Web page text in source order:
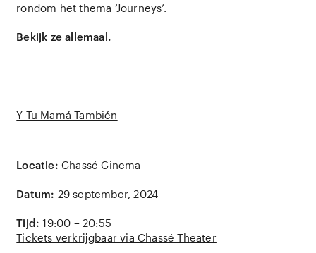
rondom het thema ‘Journeys’.
Bekijk ze allemaal.
Y Tu Mamá También
Locatie: Chassé Cinema
Datum: 29 september, 2024
Tijd: 19:00 – 20:55
Tickets verkrijgbaar via Chassé Theater